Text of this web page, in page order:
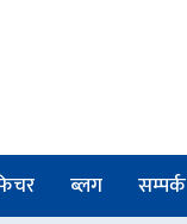
ब्लग सम्पर्क